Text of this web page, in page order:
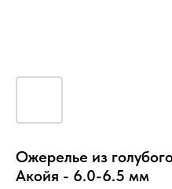
Ожерелье из
Акойя - 6.0-6.5 мм